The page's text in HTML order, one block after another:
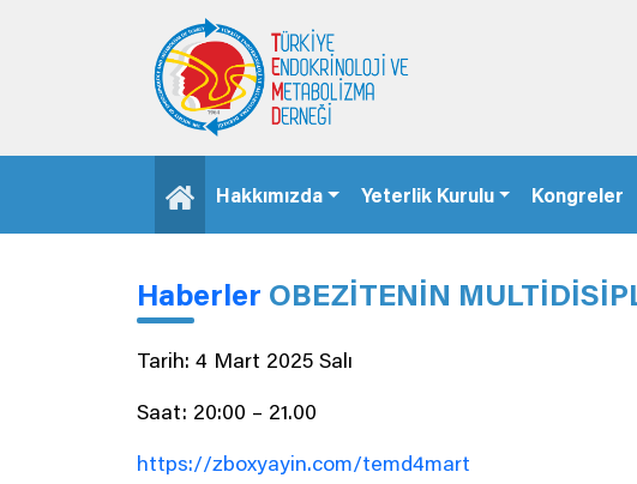
Hakkımızda Yeterlik Kurulu Kongreler
Haberler OBEZİTENİN
Tarih: 4 Mart 2025 Salı
Saat: 20:00 – 21.00
https://zboxyayin.com/temd4mart